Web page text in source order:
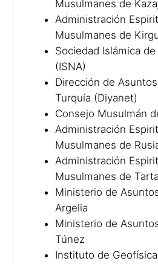
Musulmanes de
Administración
Musulmanes de
Sociedad Islámica
(ISNA)
Dirección de
Turquía (Diyanet)
Consejo Musulmán
Administración
Musulmanes de
Administración
Musulmanes de
Ministerio de
Argelia
Ministerio de
Túnez
Instituto de